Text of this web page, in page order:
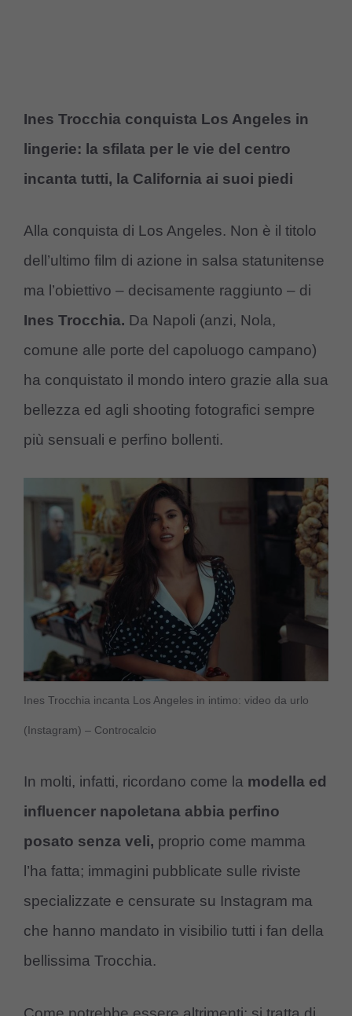
Ines Trocchia conquista Los Angeles in
lingerie: la sfilata per le vie del centro
incanta tutti, la California ai suoi piedi
Alla conquista di Los Angeles. Non è il titolo
dell’ultimo film di azione in salsa statunitense
ma l’obiettivo – decisamente raggiunto – di
Ines Trocchia. Da Napoli (anzi, Nola,
comune alle porte del capoluogo campano)
ha conquistato il mondo intero grazie alla sua
bellezza ed agli shooting fotografici sempre
più sensuali e perfino bollenti.
Ines Trocchia incanta Los Angeles in intimo: video da urlo
(Instagram) – Controcalcio
In molti, infatti, ricordano come la modella ed
influencer napoletana abbia perfino
posato senza veli, proprio come mamma
l’ha fatta; immagini pubblicate sulle riviste
specializzate e censurate su Instagram ma
che hanno mandato in visibilio tutti i fan della
bellissima Trocchia.